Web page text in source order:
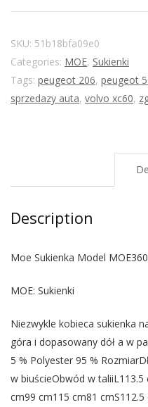
SKU: 51b18bfa09e0
Categories: MOE, Sukienki
Tags: peugeot 206, peugeot
sprzedazy auta, volvo xc60,
Description
Moe Sukienka Model
MOE: Sukienki
Niezwykle kobieca sukienka
góra i dopasowany dół a w
5 % Polyester 95 %
w biuścieObwód w
cm99 cm115 cm81